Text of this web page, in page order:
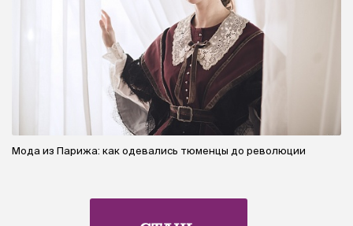
Мода из Парижа: как одевались тюменцы до революции